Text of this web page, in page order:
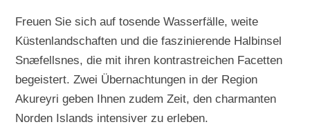
Freuen Sie sich auf tosende Wasserfälle, weite
Küstenlandschaften und die faszinierende Halbinsel
Snæfellsnes, die mit ihren kontrastreichen Facetten
begeistert. Zwei Übernachtungen in der Region
Akureyri geben Ihnen zudem Zeit, den charmanten
Norden Islands intensiver zu erleben.